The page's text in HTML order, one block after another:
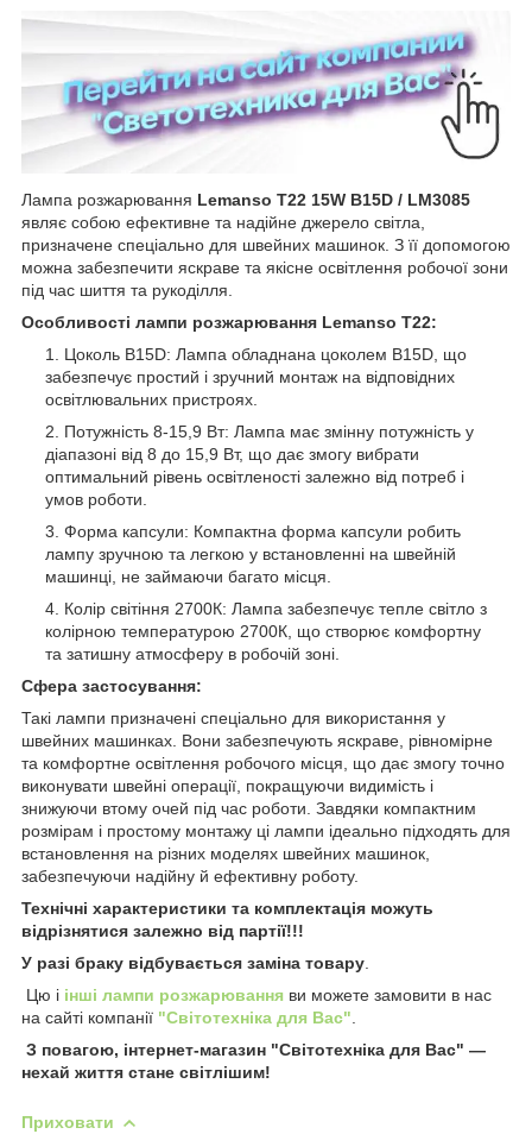
Лампа розжарювання Lemanso T22 15W B15D / LM3085
являє собою ефективне та надійне джерело світла,
призначене спеціально для швейних машинок. З її допомогою
можна забезпечити яскраве та якісне освітлення робочої зони
під час шиття та рукоділля.
Особливості лампи розжарювання Lemanso T22:
Цоколь B15D: Лампа обладнана цоколем B15D, що
забезпечує простий і зручний монтаж на відповідних
освітлювальних пристроях.
Потужність 8-15,9 Вт: Лампа має змінну потужність у
діапазоні від 8 до 15,9 Вт, що дає змогу вибрати
оптимальний рівень освітленості залежно від потреб і
умов роботи.
Форма капсули: Компактна форма капсули робить
лампу зручною та легкою у встановленні на швейній
машинці, не займаючи багато місця.
Колір світіння 2700К: Лампа забезпечує тепле світло з
колірною температурою 2700К, що створює комфортну
та затишну атмосферу в робочій зоні.
Сфера застосування:
Такі лампи призначені спеціально для використання у
швейних машинках. Вони забезпечують яскраве, рівномірне
та комфортне освітлення робочого місця, що дає змогу точно
виконувати швейні операції, покращуючи видимість і
знижуючи втому очей під час роботи. Завдяки компактним
розмірам і простому монтажу ці лампи ідеально підходять для
встановлення на різних моделях швейних машинок,
забезпечуючи надійну й ефективну роботу.
Технічні характеристики та комплектація можуть
відрізнятися залежно від партії!!!
У разі браку відбувається заміна товару
Цю і інші лампи розжарювання ви можете замовити в нас
на сайті компанії "Світотехніка для Вас"
З повагою, інтернет-магазин "Світотехніка для Вас" —
нехай життя стане світлішим!
Приховати